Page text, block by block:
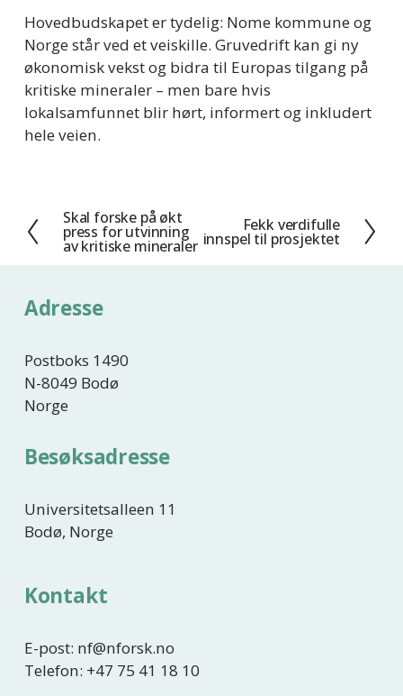
Hovedbudskapet er tydelig: Nome kommune og
Norge står ved et veiskille. Gruvedrift kan gi ny
økonomisk vekst og bidra til Europas tilgang på
kritiske mineraler – men bare hvis
lokalsamfunnet blir hørt, informert og inkludert
hele veien.
F
o
i
e
Skal forske på økt
press for utvinning
av kritiske mineraler
N
e
Fekk verdifulle
innspel til prosjektet
Adresse
Postboks 1490
N-8049 Bodø
Norge
Besøksadresse
Universitetsalleen 11
Bodø, Norge
Kontakt
E-post: nf@nforsk.no
Telefon: +47 75 41 18 10